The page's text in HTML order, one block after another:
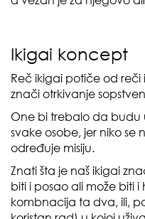
Ikigai koncept
Reč ikigai potiče od reči
znači otrkivanje
One bi trebalo da budu
svake osobe, jer niko se
određuje misiju.
Znati šta je naš ikigai
biti i posao ali može biti i
kombnacija ta dva, ili,